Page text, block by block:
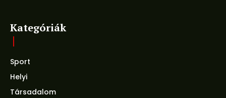
Kategóriák
Sport
Helyi
Társadalom